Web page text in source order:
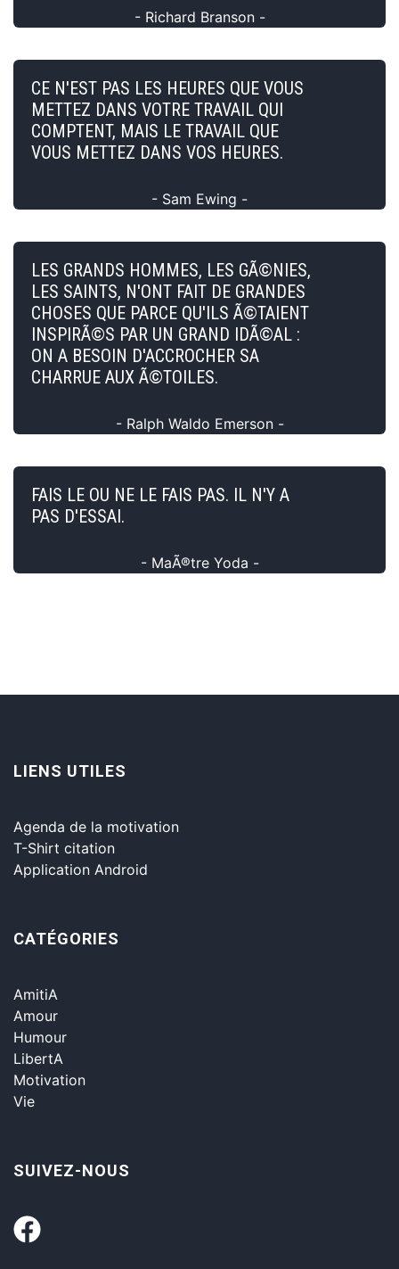
- Richard Branson -
CE N'EST PAS LES HEURES QUE VOUS
METTEZ DANS VOTRE TRAVAIL QUI
COMPTENT, MAIS LE TRAVAIL QUE
VOUS METTEZ DANS VOS HEURES.
- Sam Ewing -
LES GRANDS HOMMES, LES GÃ©NIES,
LES SAINTS, N'ONT FAIT DE GRANDES
CHOSES QUE PARCE QU'ILS Ã©TAIENT
INSPIRÃ©S PAR UN GRAND IDÃ©AL :
ON A BESOIN D'ACCROCHER SA
CHARRUE AUX Ã©TOILES.
- Ralph Waldo Emerson -
FAIS LE OU NE LE FAIS PAS. IL N'Y A
PAS D'ESSAI.
- MaÃ®tre Yoda -
LIENS UTILES
Agenda de la motivation
T-Shirt citation
Application Android
CATÉGORIES
AmitiA
Amour
Humour
LibertA
Motivation
Vie
SUIVEZ-NOUS